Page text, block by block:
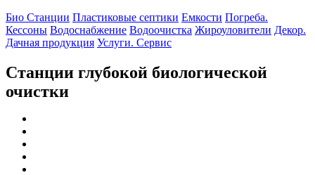
Био Станции Пластиковые септики Емкости Погреба.
Кессоны Водоснабжение Водоочистка Жироуловители Декор.
Дачная продукция Услуги. Сервис
Станции глубокой биологической
очистки